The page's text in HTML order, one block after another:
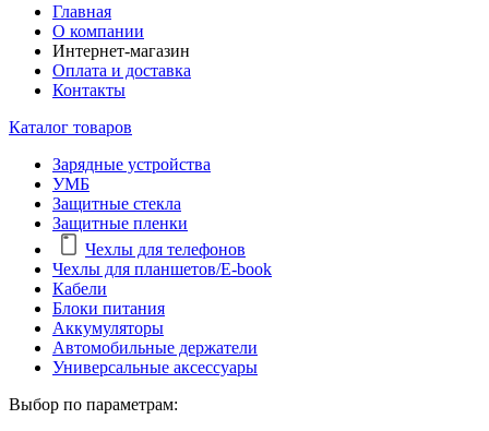
Главная
О компании
Интернет-магазин
Оплата и доставка
Контакты
Каталог товаров
Зарядные устройства
УМБ
Защитные стекла
Защитные пленки
Чехлы для телефонов
Чехлы для планшетов/E-book
Кабели
Блоки питания
Аккумуляторы
Автомобильные держатели
Универсальные аксессуары
Выбор по параметрам: